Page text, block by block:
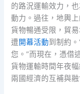
的路況運輸效力，
動力。過往，地輿
貨物暢通受限，貿
遭開幕活動到制約
您。”而現在，憑借
貨物運輸時間年夜
兩國經濟的互補與融